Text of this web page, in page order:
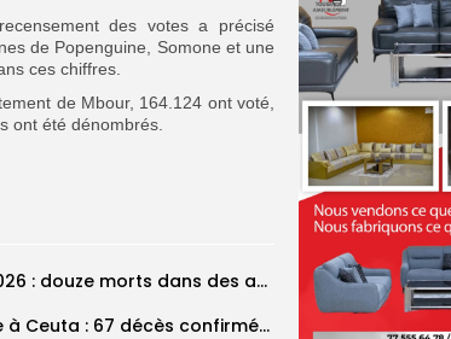
des votes a précisé
de Popenguine, Somone et une
ces chiffres.
de Mbour, 164.124 ont voté,
ont été dénombrés.
Grand Magal 2026 : douze morts dans des accidents de la route...
Crise migratoire à Ceuta : 67 décès confirmés, retour en nombre des...